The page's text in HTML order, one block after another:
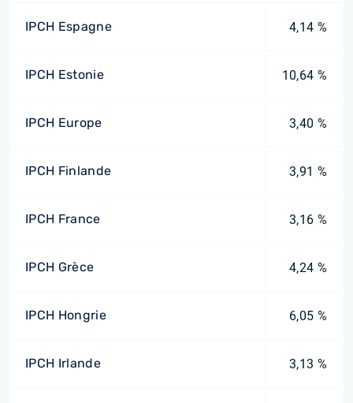
IPCH Espagne 4,14 %
IPCH Estonie 10,64 %
IPCH Europe 3,40 %
IPCH Finlande 3,91 %
IPCH France 3,16 %
IPCH Grèce 4,24 %
IPCH Hongrie 6,05 %
IPCH Irlande 3,13 %